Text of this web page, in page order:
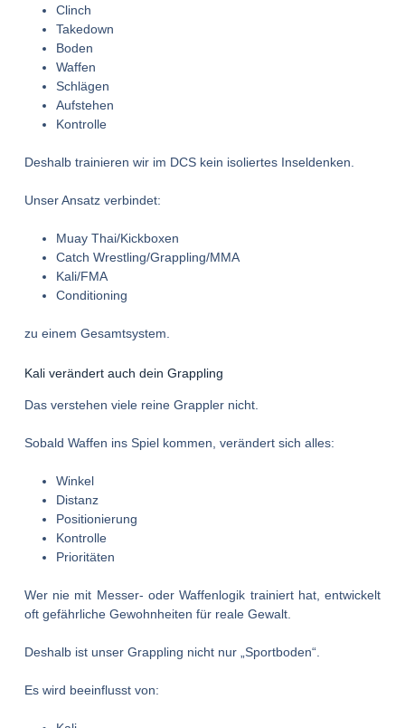
Clinch
Takedown
Boden
Waffen
Schlägen
Aufstehen
Kontrolle
Deshalb trainieren wir im DCS kein isoliertes Inseldenken.
Unser Ansatz verbindet:
Muay Thai/Kickboxen
Catch Wrestling/Grappling/MMA
Kali/FMA
Conditioning
zu einem Gesamtsystem.
Kali verändert auch dein Grappling
Das verstehen viele reine Grappler nicht.
Sobald Waffen ins Spiel kommen, verändert sich alles:
Winkel
Distanz
Positionierung
Kontrolle
Prioritäten
Wer nie mit Messer- oder Waffenlogik trainiert hat, entwickelt
oft gefährliche Gewohnheiten für reale Gewalt.
Deshalb ist unser Grappling nicht nur „Sportboden“.
Es wird beeinflusst von: